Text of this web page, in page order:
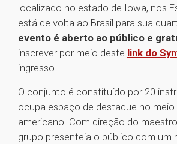
localizado no estado de Iowa, nos
está de volta ao Brasil para sua
evento é aberto ao público e
inscrever por meio deste link do
ingresso.
O conjunto é constituído por 20
ocupa espaço de destaque no
americano. Com direção do
grupo presenteia o público com um